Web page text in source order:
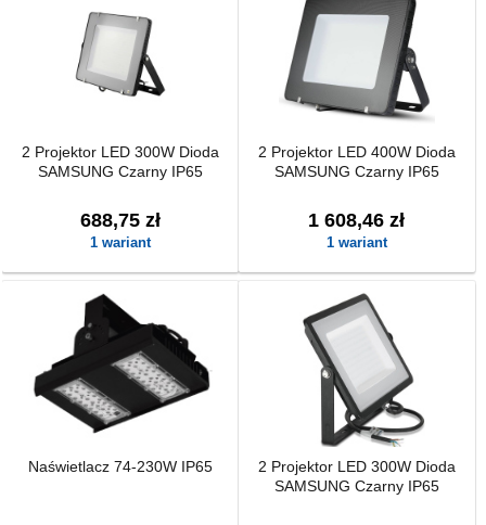
2 Projektor LED 300W Dioda
SAMSUNG Czarny IP65
688,75 zł
1 wariant
2 Projektor LED 400W Dioda
SAMSUNG Czarny IP65
1 608,46 zł
1 wariant
Naświetlacz 74-230W IP65
2 Projektor LED 300W Dioda
SAMSUNG Czarny IP65